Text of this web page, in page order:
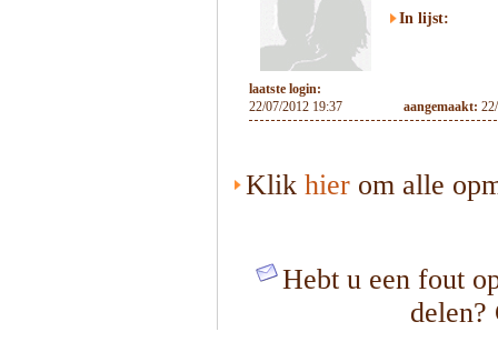
In lijst:
laatste login:
22/07/2012 19:37
aangemaakt:
Klik hier om alle
Hebt u een fout